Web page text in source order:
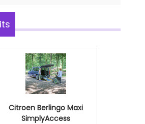
Citroen Berlingo Maxi
SimplyAccess